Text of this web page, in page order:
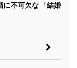
に不可欠な「結婚